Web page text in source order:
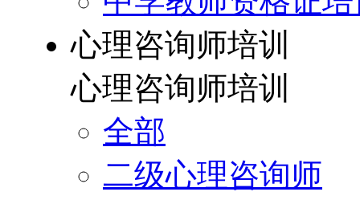
心理咨询师培训
心理咨询师培训
全部
二级心理咨询师